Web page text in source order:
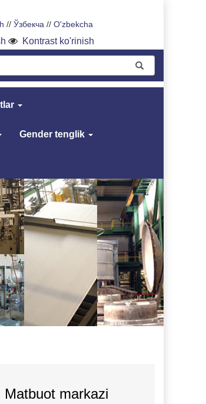
// Ўзбекча // O'zbekcha
Kontrast ko'rinish
Gender tenglik
Matbuot markazi